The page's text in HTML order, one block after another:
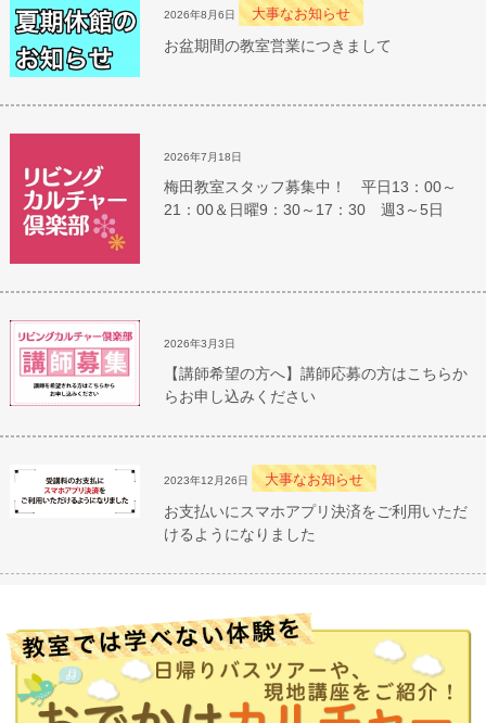
2026年8月6日 大事なお知らせ
お盆期間の教室営業につきまして
2026年7月18日
梅田教室スタッフ募集中！ 平日13：00～
21：00＆日曜9：30～17：30 週3～5日
2026年3月3日
【講師希望の方へ】講師応募の方はこちらか
らお申し込みください
2023年12月26日 大事なお知らせ
お支払いにスマホアプリ決済をご利用いただ
けるようになりました